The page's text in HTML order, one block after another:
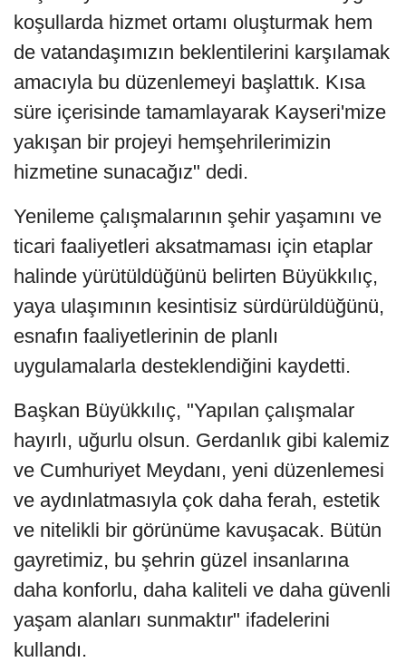
koşullarda hizmet ortamı oluşturmak hem
de vatandaşımızın beklentilerini karşılamak
amacıyla bu düzenlemeyi başlattık. Kısa
süre içerisinde tamamlayarak Kayseri'mize
yakışan bir projeyi hemşehrilerimizin
hizmetine sunacağız" dedi.
Yenileme çalışmalarının şehir yaşamını ve
ticari faaliyetleri aksatmaması için etaplar
halinde yürütüldüğünü belirten Büyükkılıç,
yaya ulaşımının kesintisiz sürdürüldüğünü,
esnafın faaliyetlerinin de planlı
uygulamalarla desteklendiğini kaydetti.
Başkan Büyükkılıç, "Yapılan çalışmalar
hayırlı, uğurlu olsun. Gerdanlık gibi kalemiz
ve Cumhuriyet Meydanı, yeni düzenlemesi
ve aydınlatmasıyla çok daha ferah, estetik
ve nitelikli bir görünüme kavuşacak. Bütün
gayretimiz, bu şehrin güzel insanlarına
daha konforlu, daha kaliteli ve daha güvenli
yaşam alanları sunmaktır" ifadelerini
kullandı.